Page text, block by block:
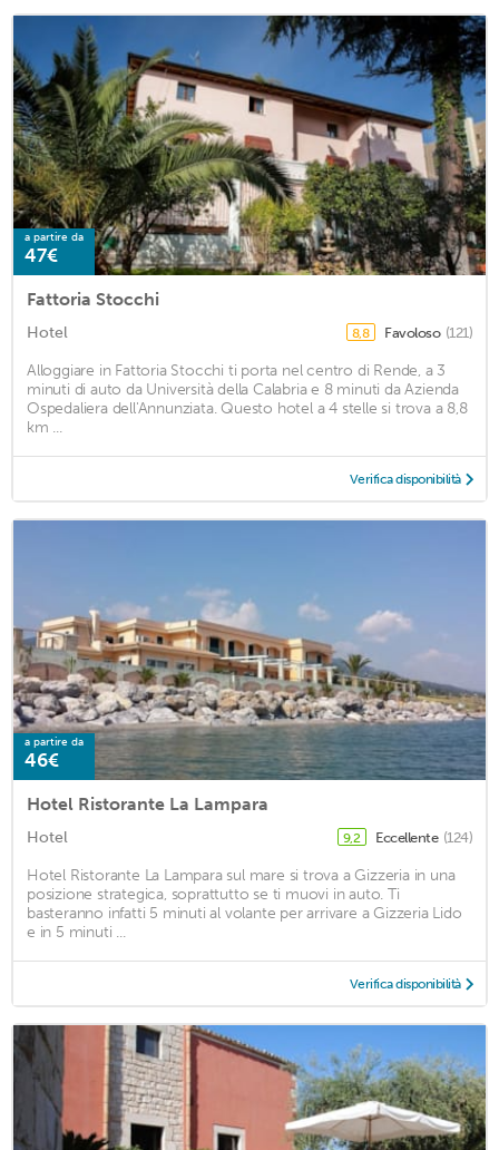
a partire da
47€
Fattoria Stocchi
Hotel 8,8 Favoloso (121)
Alloggiare in Fattoria Stocchi ti porta nel centro di Rende, a 3
minuti di auto da Università della Calabria e 8 minuti da Azienda
Ospedaliera dell'Annunziata. Questo hotel a 4 stelle si trova a 8,8
km ...
Verifica disponibilità
a partire da
46€
Hotel Ristorante La Lampara
Hotel 9,2 Eccellente (124)
Hotel Ristorante La Lampara sul mare si trova a Gizzeria in una
posizione strategica, soprattutto se ti muovi in auto. Ti
basteranno infatti 5 minuti al volante per arrivare a Gizzeria Lido
e in 5 minuti ...
Verifica disponibilità